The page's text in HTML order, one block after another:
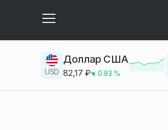
USD
Доллар США
82,17 ₽ 0.93 %